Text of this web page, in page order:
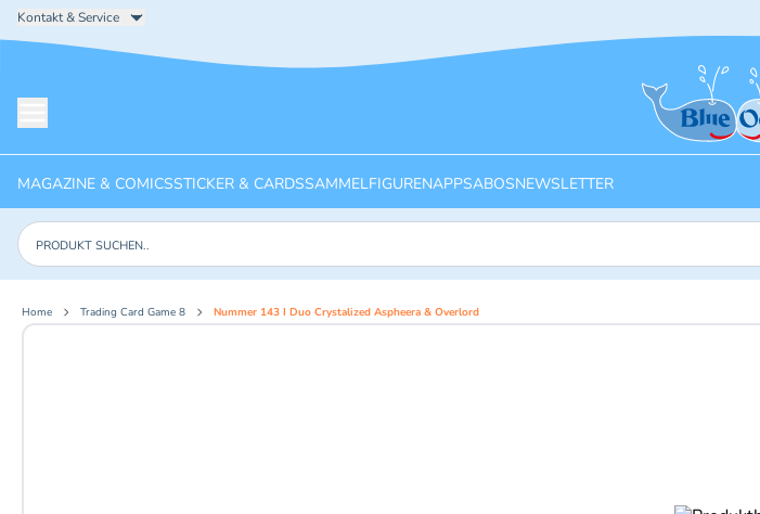
Kontakt & Service
Startseite
MAGAZINE & COMICSSTICKER & CARDSSAMMELFIGURENAPPSABOSNEWSLETTER
Produkte suchen
Home Trading Card Game 8 Nummer 143 I Duo Crystalized Aspheera & Overlord